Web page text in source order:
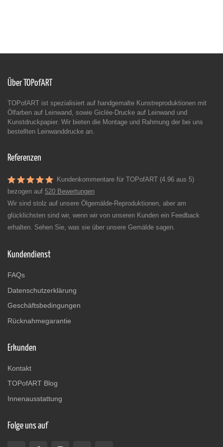
Über TOPofART
TOPofART ist spezialisiert auf handgemalte Kunstreproduktionen mit
Ölfarben auf Leinwand, sowie Giclée-Drucke auf Leinwand und
Kunstdruckpapier. Wir bieten die Montage und Rahmung der bei uns
bestellten Leinwanddrucke an.
Referenzen
Kundenkommentare für TOPofART (4.96 aus 5)
bezogen auf 520 Bewertungen
Wir sind stolz auf unsere Ölgemälde-Reproduktionen, aber am
glücklichsten sind wir, wenn wir von unseren Kunden ein Feedback
erhalten. Sehen Sie, was sie über unsere Gemälde sagen.
Kundendienst
FAQs
Datenschutzerklärung
Geschäftsbedingungen
Rücknahmegarantie
Erkunden
Kontakt
TOPofART Blog
Innenausstattung
Folge uns auf